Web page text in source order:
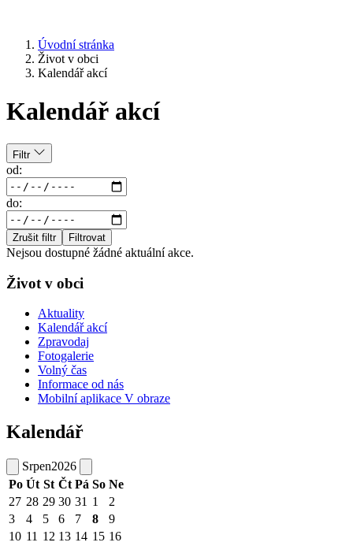
Úvodní stránka
Život v obci
Kalendář akcí
Kalendář akcí
Filtr
od:
do:
Zrušit filtr Filtrovat
Nejsou dostupné žádné aktuální akce.
Život v obci
Aktuality
Kalendář akcí
Zpravodaj
Fotogalerie
Volný čas
Informace od nás
Mobilní aplikace V obraze
Kalendář
Srpen2026
Po Út St Čt Pá So Ne
27 28 29 30 31 1
2
3
4 5 6 7 8
9
10 11 12 13 14 15 16